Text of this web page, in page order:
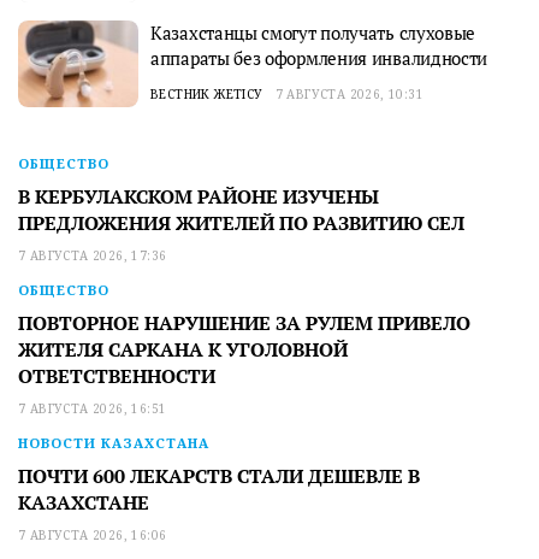
Казахстанцы смогут получать слуховые
аппараты без оформления инвалидности
ВЕСТНИК ЖЕТІСУ 7 АВГУСТА 2026, 10:31
ОБЩЕСТВО
В КЕРБУЛАКСКОМ РАЙОНЕ ИЗУЧЕНЫ
ПРЕДЛОЖЕНИЯ ЖИТЕЛЕЙ ПО РАЗВИТИЮ СЕЛ
7 АВГУСТА 2026, 17:36
ОБЩЕСТВО
ПОВТОРНОЕ НАРУШЕНИЕ ЗА РУЛЕМ ПРИВЕЛО
ЖИТЕЛЯ САРКАНА К УГОЛОВНОЙ
ОТВЕТСТВЕННОСТИ
7 АВГУСТА 2026, 16:51
НОВОСТИ КАЗАХСТАНА
ПОЧТИ 600 ЛЕКАРСТВ СТАЛИ ДЕШЕВЛЕ В
КАЗАХСТАНЕ
7 АВГУСТА 2026, 16:06